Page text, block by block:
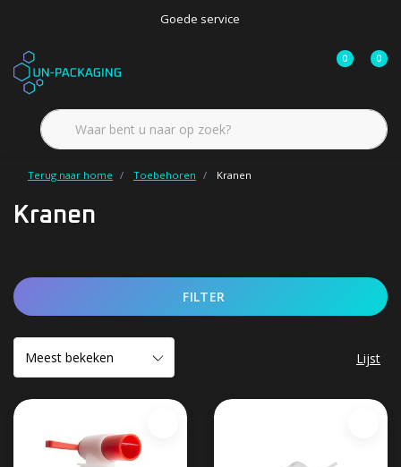
Goede service
0 0
Terug naar home Toebehoren Kranen
Kranen
FILTER
Lijst